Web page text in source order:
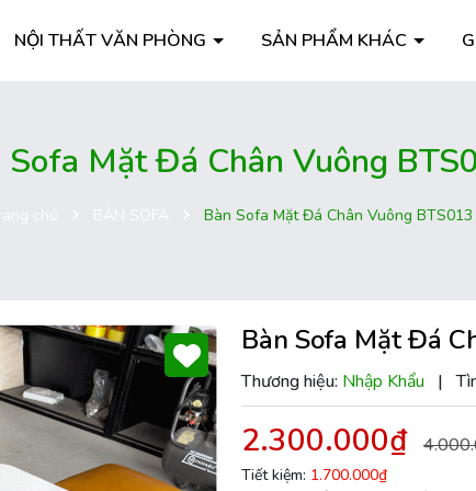
NỘI THẤT VĂN PHÒNG SẢN PHẨM KHÁC
Sofa Mặt Đá Chân Vuông
Bàn Sofa Mặt Đá Chân Vuông BTS013
Bàn Sofa Mặt Đá
Thương hiệu: Nhập Khẩu |
2.300.000₫
Tiết kiệm: 1.700.000₫